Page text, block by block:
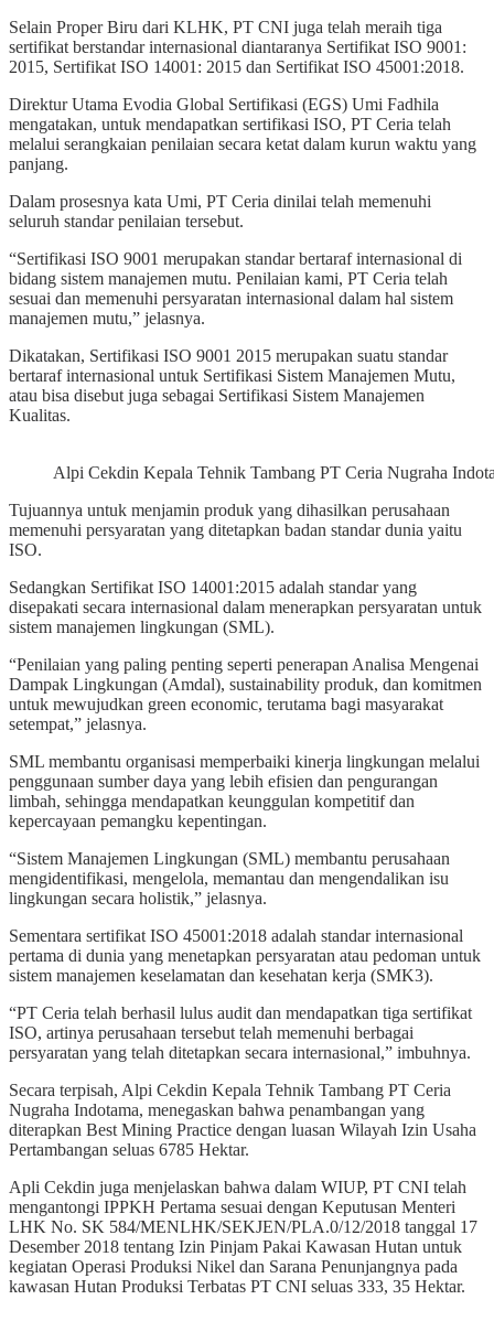
Selain Proper Biru dari KLHK, PT CNI juga telah meraih tiga
sertifikat berstandar internasional diantaranya Sertifikat ISO 9001:
2015, Sertifikat ISO 14001: 2015 dan Sertifikat ISO 45001:2018.
Direktur Utama Evodia Global Sertifikasi (EGS) Umi Fadhila
mengatakan, untuk mendapatkan sertifikasi ISO, PT Ceria telah
melalui serangkaian penilaian secara ketat dalam kurun waktu yang
panjang.
Dalam prosesnya kata Umi, PT Ceria dinilai telah memenuhi
seluruh standar penilaian tersebut.
“Sertifikasi ISO 9001 merupakan standar bertaraf internasional di
bidang sistem manajemen mutu. Penilaian kami, PT Ceria telah
sesuai dan memenuhi persyaratan internasional dalam hal sistem
manajemen mutu,” jelasnya.
Dikatakan, Sertifikasi ISO 9001 2015 merupakan suatu standar
bertaraf internasional untuk Sertifikasi Sistem Manajemen Mutu,
atau bisa disebut juga sebagai Sertifikasi Sistem Manajemen
Kualitas.
Alpi Cekdin Kepala Tehnik Tambang PT Ceria Nugraha
Tujuannya untuk menjamin produk yang dihasilkan perusahaan
memenuhi persyaratan yang ditetapkan badan standar dunia yaitu
ISO.
Sedangkan Sertifikat ISO 14001:2015 adalah standar yang
disepakati secara internasional dalam menerapkan persyaratan untuk
sistem manajemen lingkungan (SML).
“Penilaian yang paling penting seperti penerapan Analisa Mengenai
Dampak Lingkungan (Amdal), sustainability produk, dan komitmen
untuk mewujudkan green economic, terutama bagi masyarakat
setempat,” jelasnya.
SML membantu organisasi memperbaiki kinerja lingkungan melalui
penggunaan sumber daya yang lebih efisien dan pengurangan
limbah, sehingga mendapatkan keunggulan kompetitif dan
kepercayaan pemangku kepentingan.
“Sistem Manajemen Lingkungan (SML) membantu perusahaan
mengidentifikasi, mengelola, memantau dan mengendalikan isu
lingkungan secara holistik,” jelasnya.
Sementara sertifikat ISO 45001:2018 adalah standar internasional
pertama di dunia yang menetapkan persyaratan atau pedoman untuk
sistem manajemen keselamatan dan kesehatan kerja (SMK3).
“PT Ceria telah berhasil lulus audit dan mendapatkan tiga sertifikat
ISO, artinya perusahaan tersebut telah memenuhi berbagai
persyaratan yang telah ditetapkan secara internasional,” imbuhnya.
Secara terpisah, Alpi Cekdin Kepala Tehnik Tambang PT Ceria
Nugraha Indotama, menegaskan bahwa penambangan yang
diterapkan Best Mining Practice dengan luasan Wilayah Izin Usaha
Pertambangan seluas 6785 Hektar.
Apli Cekdin juga menjelaskan bahwa dalam WIUP, PT CNI telah
mengantongi IPPKH Pertama sesuai dengan Keputusan Menteri
LHK No. SK 584/MENLHK/SEKJEN/PLA.0/12/2018 tanggal 17
Desember 2018 tentang Izin Pinjam Pakai Kawasan Hutan untuk
kegiatan Operasi Produksi Nikel dan Sarana Penunjangnya pada
kawasan Hutan Produksi Terbatas PT CNI seluas 333, 35 Hektar.